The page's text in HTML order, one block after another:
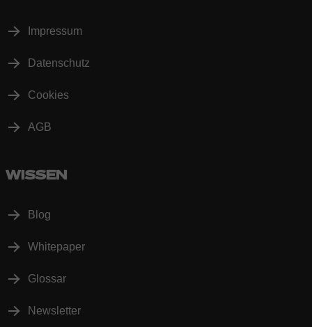
Impressum
Datenschutz
Cookies
AGB
WISSEN
Blog
Whitepaper
Glossar
Newsletter